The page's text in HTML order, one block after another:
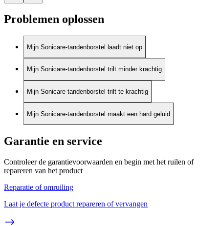
Problemen oplossen
Mijn Sonicare-tandenborstel laadt niet op
Mijn Sonicare-tandenborstel trilt minder krachtig
Mijn Sonicare-tandenborstel trilt te krachtig
Mijn Sonicare-tandenborstel maakt een hard geluid
Garantie en service
Controleer de garantievoorwaarden en begin met het ruilen of
repareren van het product
Reparatie of omruiling
Laat je defecte product repareren of vervangen